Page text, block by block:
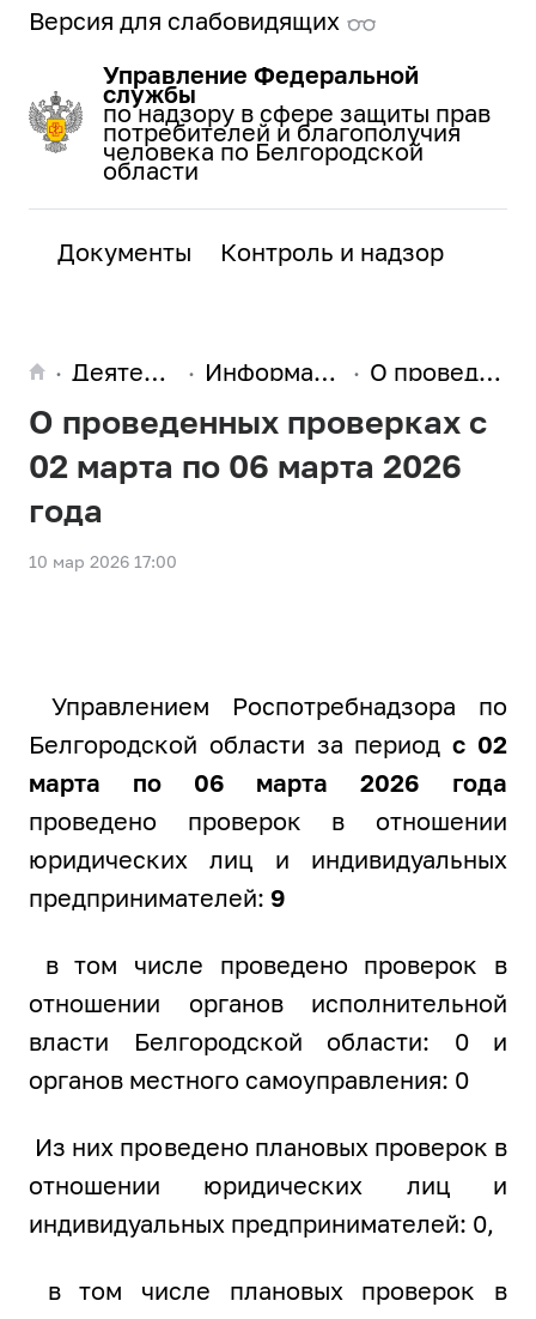
Управление Федеральной
службы
по надзору в сфере защиты прав
потребителей и благополучия
человека по Белгородской
области
Версия для слабовидящих
Документы Контроль и надзор
Деятельность Информация о проведённых проверках и их результатах О проведенных проверках с 02 марта по 06 марта 2026 года
О проведенных проверках с
02 марта по 06 марта 2026
года
10 мар 2026 17:00
Управлением Роспотребнадзора по
Белгородской области за периодс 02
марта по 06 марта 2026 года
проведено проверок в отношении
юридических лиц и индивидуальных
предпринимателей: 9
в том числе проведено проверок в
отношении органов исполнительной
власти Белгородской области: 0 и
органов местного самоуправления: 0
Из них проведено плановых проверок в
отношении юридических лиц и
индивидуальных предпринимателей: 0,
в том числе плановых проверок в